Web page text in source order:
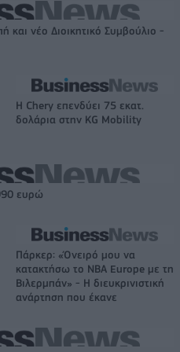
και νέο Διοικητικό Συμβούλιο -
Η Chery επενδύει 75 εκατ.
δολάρια στην KG Mobility
ευρώ
Πάρκερ: «Όνειρό μου να
κατακτήσω το ΝΒΑ Europe με τη
Βιλερμπάν» - Η διευκρινιστική
ανάρτηση που έκανε